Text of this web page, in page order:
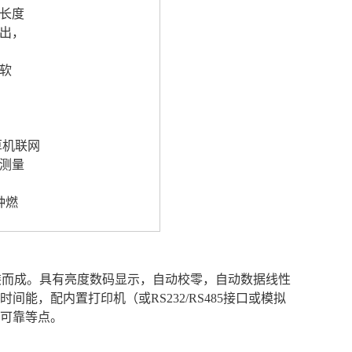
度
，
联网
量
燃
。具有亮度数码显示，自动校零，自动数据线性
能，配内置打印机（或RS232/RS485接口或模拟
靠等点。